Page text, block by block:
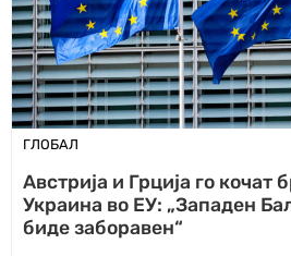
ГЛОБАЛ
Австрија и Грција го кочат
Украина во ЕУ: „Западен
биде заборавен“